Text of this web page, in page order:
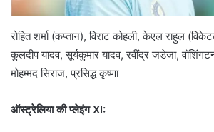
रोहित शर्मा (कप्तान), विराट कोहली, केएल राहुल
कुलदीप यादव, सूर्यकुमार यादव, रवींद्र जडेजा,
मोहम्मद सिराज, प्रसिद्ध कृष्णा
ऑस्ट्रेलिया की प्लेइंग XI: